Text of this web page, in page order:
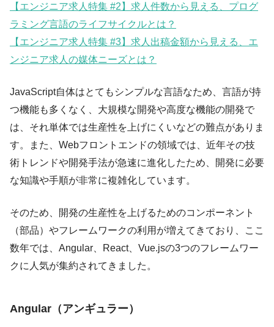
【エンジニア求人特集 #2】求人件数から見える、プログ
ラミング言語のライフサイクルとは？
【エンジニア求人特集 #3】求人出稿金額から見える、エ
ンジニア求人の媒体ニーズとは？
JavaScript自体はとてもシンプルな言語なため、言語が持
つ機能も多くなく、大規模な開発や高度な機能の開発で
は、それ単体では生産性を上げにくいなどの難点がありま
す。また、Webフロントエンドの領域では、近年その技
術トレンドや開発手法が急速に進化したため、開発に必要
な知識や手順が非常に複雑化しています。
そのため、開発の生産性を上げるためのコンポーネント
（部品）やフレームワークの利用が増えてきており、ここ
数年では、Angular、React、Vue.jsの3つのフレームワー
クに人気が集約されてきました。
Angular（アンギュラー）